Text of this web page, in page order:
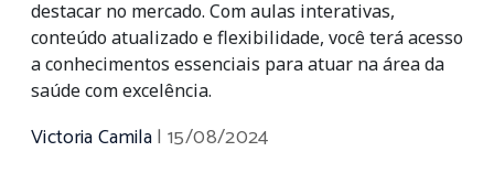
destacar no mercado. Com aulas interativas,
conteúdo atualizado e flexibilidade, você terá acesso
a conhecimentos essenciais para atuar na área da
saúde com excelência.
Victoria Camila|15/08/2024